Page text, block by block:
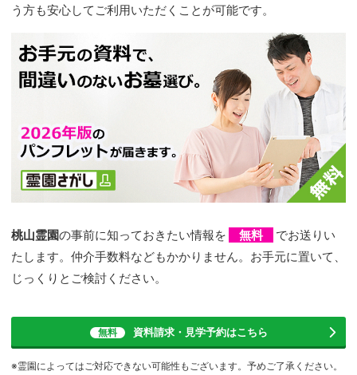
う方も安心してご利用いただくことが可能です。
桃山霊園の事前に知っておきたい情報を 無料
でお送りい
たします。仲介手数料などもかかりません。お手元に置いて、
じっくりとご検討ください。
無料 資料請求・見学予約はこちら
※霊園によってはご対応できない可能性もございます。予めご了承ください。